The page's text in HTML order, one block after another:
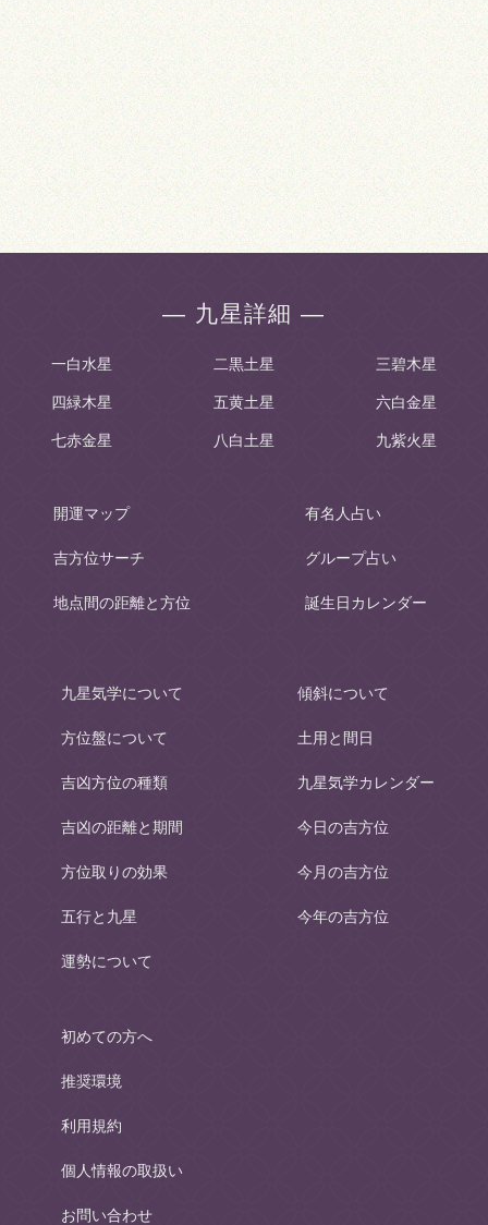
― 九星詳細 ―
一白水星 二黒土星 三碧木星
四緑木星 五黄土星 六白金星
七赤金星 八白土星 九紫火星
開運マップ
吉方位サーチ
地点間の距離と方位
有名人占い
グループ占い
誕生日カレンダー
九星気学について
方位盤について
吉凶方位の種類
吉凶の距離と期間
方位取りの効果
五行と九星
運勢について
傾斜について
土用と間日
九星気学カレンダー
今日の吉方位
今月の吉方位
今年の吉方位
初めての方へ
推奨環境
利用規約
個人情報の取扱い
お問い合わせ